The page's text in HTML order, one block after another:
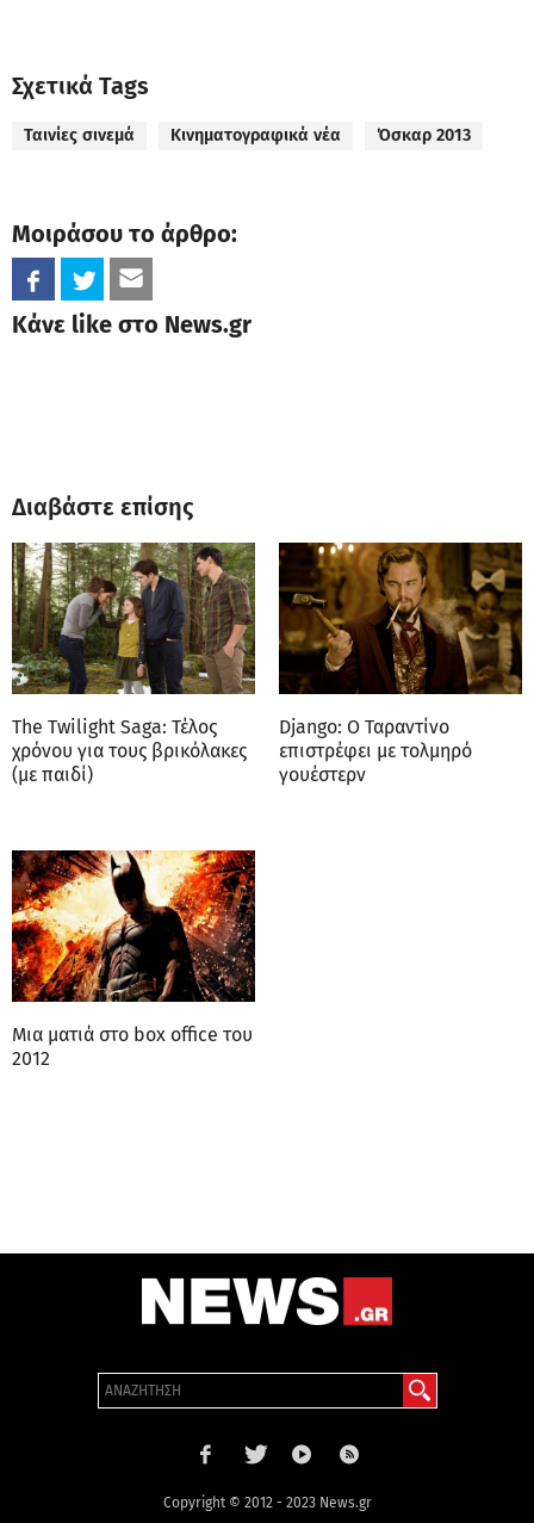
Σχετικά Tags
Ταινίες σινεμά Κινηματογραφικά νέα Όσκαρ 2013
Μοιράσου το άρθρο:
Κάνε like στο News.gr
Διαβάστε επίσης
The Twilight Saga: Τέλος
χρόνου για τους βρικόλακες
(με παιδί)
Django: O Ταραντίνο
επιστρέφει με τολμηρό
γουέστερν
Μια ματιά στο box office του
2012
Copyright © 2012 - 2023 News.gr